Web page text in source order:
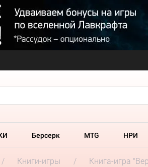
Берсерк MTG НРИ
Книги-игры Книга-игра